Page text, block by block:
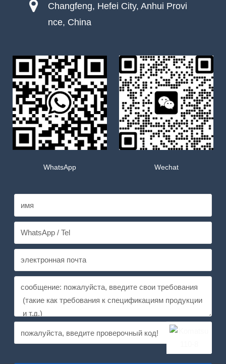
Changfeng, Hefei City, Anhui Provi
nce, China
WhatsApp Wechat